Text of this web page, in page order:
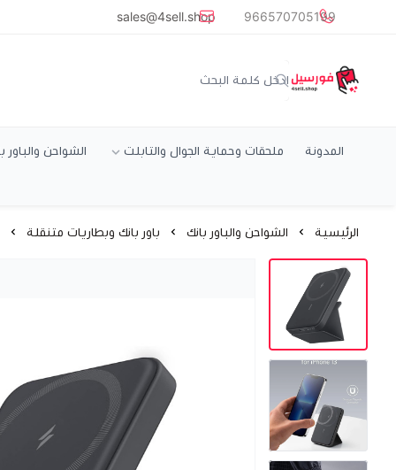
common.titles.skip_to_main_content
966570705199
sales@4sell.shop
متجر فورسيل
المدونة ملحقات وحماية الجوال والتابلت الشواحن والباور
الرئيسية الشواحن والباور بانك باور بانك وبطاريات متنقلة